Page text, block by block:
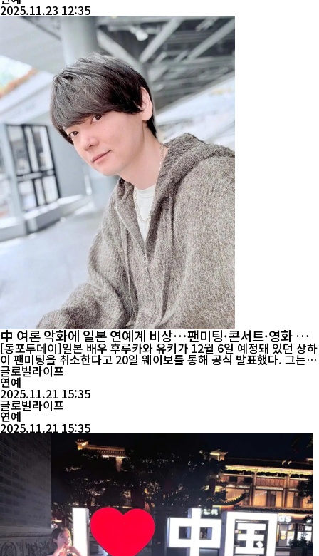
2025.11.23 12:35
中 여론 악화에 일본 연예계 비상…팬미팅·콘서트·영화 개
봉 줄줄이 중단
[동포투데이]일본 배우 후루카와 유키가 12월 6일 예정돼 있던 상하
이 팬미팅을 취소한다고 20일 웨이보를 통해 공식 발표했다. 그는
“불가피한 사유로 행사를 취소하게 됐다”며 “이번 만남을 고대해온
모든 분께 가장 진심 어린 사과를 전한다”고 밝혔다. 이어 “늘 보내
주신 성원에 깊이 감사드리며, 다른 자리에서 다시 여러분과 만나길
기대한다”고 전했다. 최근 며칠 간 일본 연예인 및 일본 관련 공연·
행사들이 잇...
글로벌라이프
연예
2025.11.21 15:35
글로벌라이프
연예
2025.11.21 15:35